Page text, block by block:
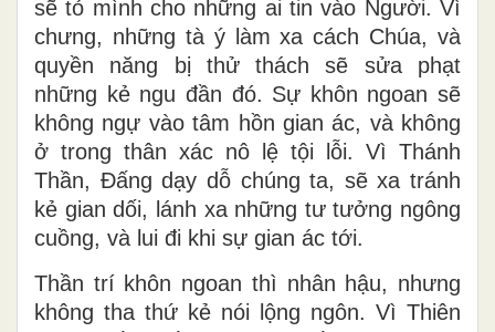
sẽ tỏ mình cho những ai tin vào Người. Vì
chưng, những tà ý làm xa cách Chúa, và
quyền năng bị thử thách sẽ sửa phạt
những kẻ ngu đần đó. Sự khôn ngoan sẽ
không ngự vào tâm hồn gian ác, và không
ở trong thân xác nô lệ tội lỗi. Vì Thánh
Thần, Ðấng dạy dỗ chúng ta, sẽ xa tránh
kẻ gian dối, lánh xa những tư tưởng ngông
cuồng, và lui đi khi sự gian ác tới.
Thần trí khôn ngoan thì nhân hậu, nhưng
không tha thứ kẻ nói lộng ngôn. Vì Thiên